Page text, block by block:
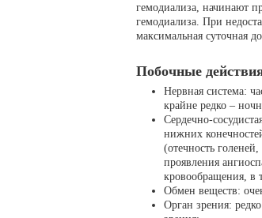
гемодиализа, начинают
гемодиализа. При
максимальная суточная
Побочные
Нервная система:
крайне редко –
Сердечно-
нижних
(отечность
проявления
кровообращения, в
Обмен веществ:
Орган зрения: